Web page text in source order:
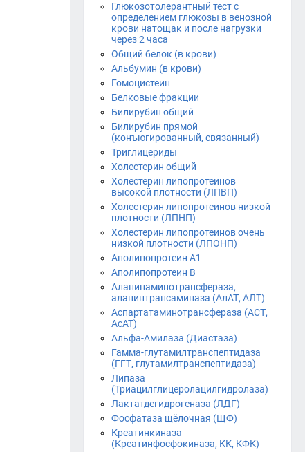
Глюкозотолерантный тест с
определением глюкозы в венозной
крови натощак и после нагрузки
через 2 часа
Общий белок (в крови)
Альбумин (в крови)
Гомоцистеин
Белковые фракции
Билирубин общий
Билирубин прямой
(конъюгированный, связанный)
Триглицериды
Холестерин общий
Холестерин липопротеинов
высокой плотности (ЛПВП)
Холестерин липопротеинов низкой
плотности (ЛПНП)
Холестерин липопротеинов очень
низкой плотности (ЛПОНП)
Аполипопротеин А1
Аполипопротеин В
Аланинаминотрансфераза,
аланинтрансаминаза (АлАТ, АЛТ)
Аспартатаминотрансфераза (АСТ,
АсАТ)
Альфа-Амилаза (Диастаза)
Гамма-глутамилтранспептидаза
(ГГТ, глутамилтранспептидаза)
Липаза
(Триацилглицеролацилгидролаза)
Лактатдегидрогеназа (ЛДГ)
Фосфатаза щёлочная (ЩФ)
Креатинкиназа
(Креатинфосфокиназа, КК, КФК)